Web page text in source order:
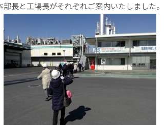
長と工場長がそれぞれご案内いたしました。